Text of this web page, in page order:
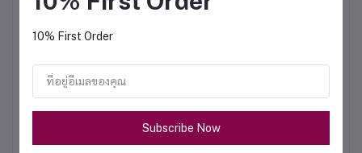
Davinci Intercof x Roaster
Black Stone Intercof x
Roaster
10% First Order
Subscribe Now